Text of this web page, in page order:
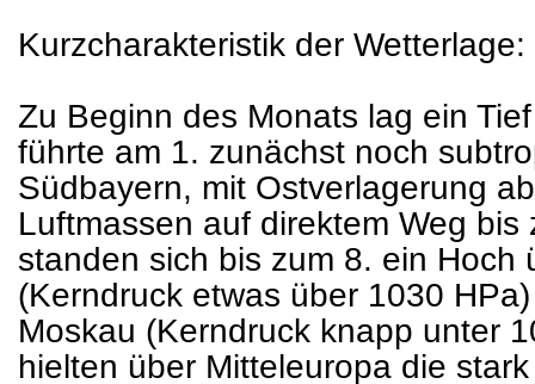
Kurzcharakteristik der Wetterlage:
Zu Beginn des Monats lag ein
führte am 1. zunächst noch
Südbayern, mit Ostverlagerung
Luftmassen auf direktem Weg
standen sich bis zum 8. ein Hoch
(Kerndruck etwas über 1030
Moskau (Kerndruck knapp unter
hielten über Mitteleuropa die